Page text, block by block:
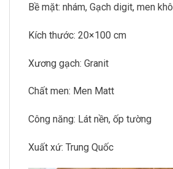
Bề mặt: nhám, Gạch digit, men khô
Kích thước: 20×100 cm
Xương gạch: Granit
Chất men: Men Matt
Công năng: Lát nền, ốp tường
Xuất xứ: Trung Quốc